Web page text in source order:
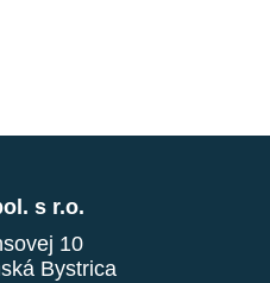
s r.o.
10
Bystrica